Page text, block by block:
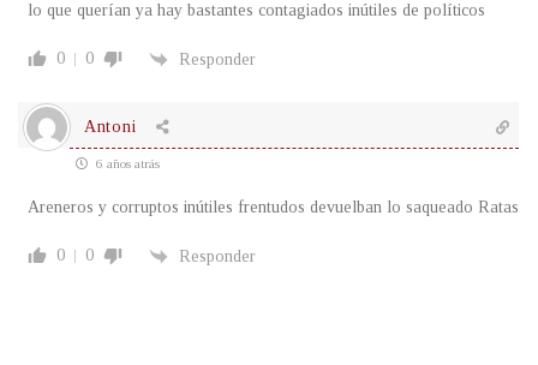
lo que querían ya hay bastantes contagiados inútiles de políticos
0 0 Responder
Antoni
6 años atrás
Areneros y corruptos inútiles frentudos devuelban lo saqueado Ratas
0 0 Responder